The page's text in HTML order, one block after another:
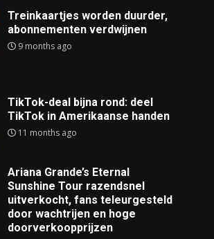
Treinkaartjes worden duurder,
abonnementen verdwijnen
9 months ago
TikTok-deal bijna rond: deel
TikTok in Amerikaanse handen
11 months ago
Ariana Grande’s Eternal
Sunshine Tour razendsnel
uitverkocht, fans teleurgesteld
door wachtrijen en hoge
doorverkoopprijzen